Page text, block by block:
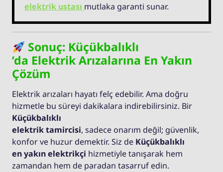
elektrik ustası mutlaka garanti sunar.
Sonuç: Küçükbalıklı
’da Elektrik Arızalarına En Yakın
Çözüm
Elektrik arızaları hayatı felç edebilir. Ama doğru
hizmetle bu süreyi dakikalara indirebilirsiniz. Bir
Küçükbalıklı
elektrik tamircisi, sadece onarım değil; güvenlik,
konfor ve huzur demektir. Siz de Küçükbalıklı
en yakın elektrikçi hizmetiyle tanışarak hem
zamandan hem de paradan tasarruf edin.